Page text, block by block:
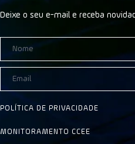
Deixe o seu e-mail e receba
POLÍTICA DE PRIVACIDADE
MONITORAMENTO CCEE